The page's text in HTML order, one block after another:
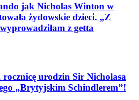
jak Nicholas Winton w
żydowskie dzieci. „Z
z getta
rocznicę urodzin Sir Nicholasa
„Brytyjskim Schindlerem”!